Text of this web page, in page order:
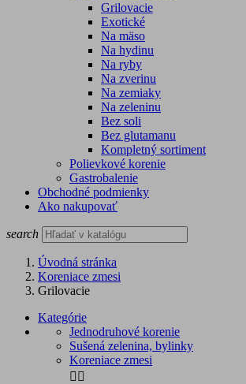
Grilovacie
Exotické
Na mäso
Na hydinu
Na ryby
Na zverinu
Na zemiaky
Na zeleninu
Bez soli
Bez glutamanu
Kompletný sortiment
Polievkové korenie
Gastrobalenie
Obchodné podmienky
Ako nakupovať
search
Úvodná stránka
Koreniace zmesi
Grilovacie
Kategórie
Jednodruhové korenie
Sušená zelenina, bylinky
Koreniace zmesi
 